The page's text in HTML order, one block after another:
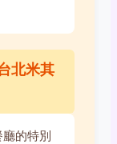
北米其
的特別